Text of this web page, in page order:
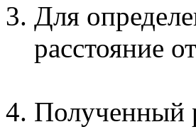
Для
расстояние
Полученный